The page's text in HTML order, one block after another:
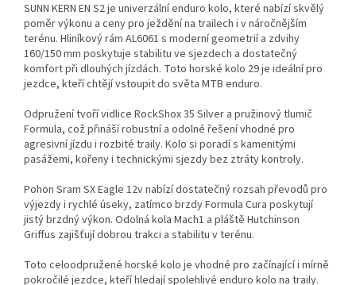
SUNN KERN EN S2 je univerzální enduro kolo, které nabízí skvělý
poměr výkonu a ceny pro ježdění na trailech i v náročnějším
terénu. Hliníkový rám AL6061 s moderní geometrií a zdvihy
160/150 mm poskytuje stabilitu ve sjezdech a dostatečný
komfort při dlouhých jízdách. Toto horské kolo 29 je ideální pro
jezdce, kteří chtějí vstoupit do světa MTB enduro.
Odpružení tvoří vidlice RockShox 35 Silver a pružinový tlumič
Formula, což přináší robustní a odolné řešení vhodné pro
agresivní jízdu i rozbité traily. Kolo si poradí s kamenitými
pasážemi, kořeny i technickými sjezdy bez ztráty kontroly.
Pohon Sram SX Eagle 12v nabízí dostatečný rozsah převodů pro
výjezdy i rychlé úseky, zatímco brzdy Formula Cura poskytují
jistý brzdný výkon. Odolná kola Mach1 a pláště Hutchinson
Griffus zajišťují dobrou trakci a stabilitu v terénu.
Toto celoodpružené horské kolo je vhodné pro začínající i mírně
pokročilé jezdce, kteří hledají spolehlivé enduro kolo na traily.